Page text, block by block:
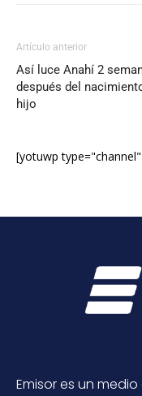
Artículo anterior
Así luce Anahí 2
después del
hijo
[yotuwp type="channel"
Emisor es un